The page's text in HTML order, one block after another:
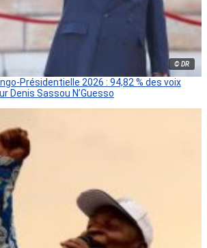
© DR
Présidentielle 2026 : 94,82 % des voix
Denis Sassou N’Guesso